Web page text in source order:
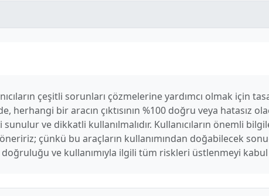
çeşitli sorunları çözmelerine yardımcı olmak için
herhangi bir aracın çıktısının %100 doğru veya hatasız
ve dikkatli kullanılmalıdır. Kullanıcıların önemli
çünkü bu araçların kullanımından doğabilecek
ve kullanımıyla ilgili tüm riskleri üstlenmeyi